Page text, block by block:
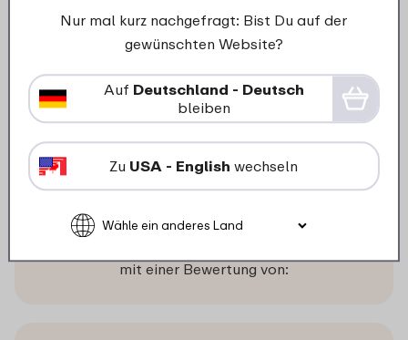
5
Details Bestellen
mit einer Bewertung von:
Nur mal kurz nachgefragt: Bist Du auf der
gewünschten Website?
Auf Deutschland - Deutsch
bleiben
Zu USA - English wechseln